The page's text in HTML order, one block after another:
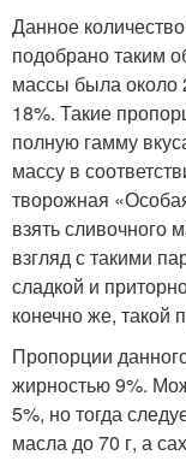
Данное
подобрано таким
массы была около
18%. Такие
полную гамму
массу в
творожная
взять сливочного
взгляд с такими
сладкой и
конечно же, такой
Пропорции
жирностью 9%.
5%, но тогда
масла до 70 г, а